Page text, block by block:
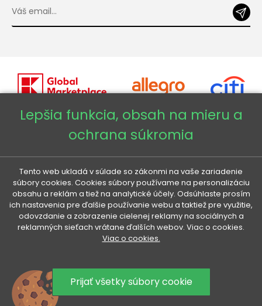
Copyright © 2026 - Veneti™
Veneti SK
Veneti CZ
Veneti DE
Lepšia funkcia, obsah na mieru a
ochrana súkromia
Tento web ukladá v súlade so zákonmi na vaše zariadenie
súbory cookies. Cookies súbory používame na personalizáciu
obsahu a reklám a tiež na analytické účely. Odsúhlaste prosím
ich nastavenia pre ďalšie používanie webu a taktiež pre využitie,
odovzdanie a zobrazenie cielenej reklamy na sociálnych a
reklamných sieťach vrátane ďalších webov. Viac o cookies.
Viac o cookies.
Prijať všetky súbory cookie